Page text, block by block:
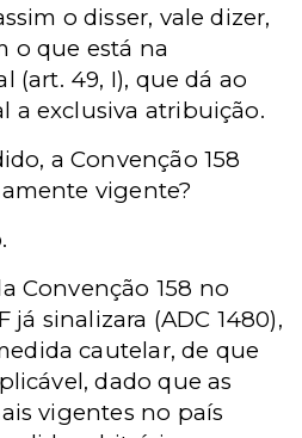
o disser, vale dizer,
o que está na
(art. 49, I), que dá ao
a exclusiva atribuição.
a Convenção 158
vigente?
Convenção 158 no
já sinalizara (ADC 1480),
cautelar, de que
dado que as
vigentes no país